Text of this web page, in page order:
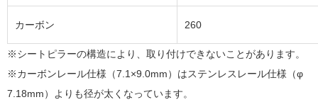
カーボン 260
※シートピラーの構造により、取り付けできないことがあります。
※カーボンレール仕様（7.1×9.0mm）はステンレスレール仕様（φ
7.18mm）よりも径が太くなっています。